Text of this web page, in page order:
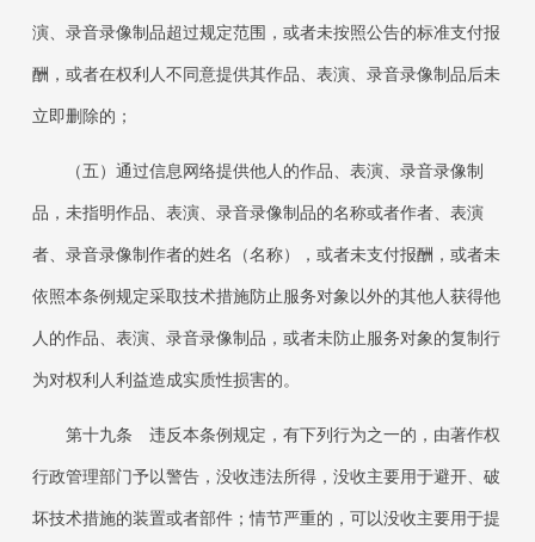
演、录音录像制品超过规定范围，或者未按照公告的标准支付报
酬，或者在权利人不同意提供其作品、表演、录音录像制品后未
立即删除的；
（五）通过信息网络提供他人的作品、表演、录音录像制
品，未指明作品、表演、录音录像制品的名称或者作者、表演
者、录音录像制作者的姓名（名称），或者未支付报酬，或者未
依照本条例规定采取技术措施防止服务对象以外的其他人获得他
人的作品、表演、录音录像制品，或者未防止服务对象的复制行
为对权利人利益造成实质性损害的。
第十九条 违反本条例规定，有下列行为之一的，由著作权
行政管理部门予以警告，没收违法所得，没收主要用于避开、破
坏技术措施的装置或者部件；情节严重的，可以没收主要用于提